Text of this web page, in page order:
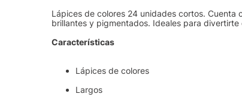
Lápices de colores 24 unidades cortos. Cuenta
brillantes y pigmentados. Ideales para
Características
Lápices de colores
Largos